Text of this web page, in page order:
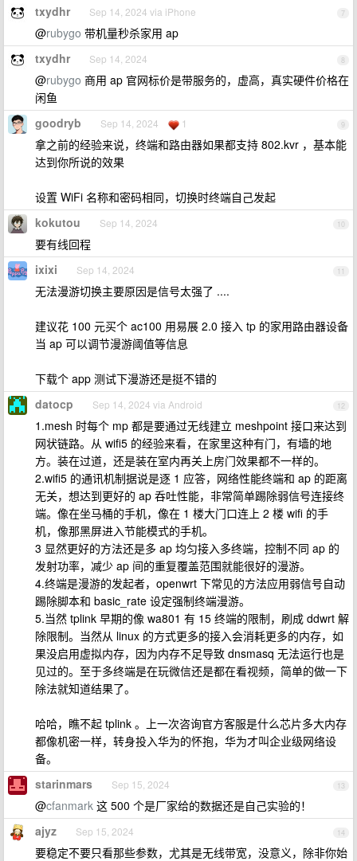
7
txydhr Sep 14, 2024 via iPhone
@rubygo 带机量秒杀家用 ap
8
txydhr Sep 14, 2024
@rubygo 商用 ap 官网标价是带服务的，虚高，真实硬件价格在
闲鱼
9
goodryb Sep 14, 2024 1
拿之前的经验来说，终端和路由器如果都支持 802.kvr ，基本能
达到你所说的效果
设置 WiFi 名称和密码相同，切换时终端自己发起
10
kokutou Sep 14, 2024
要有线回程
11
ixixi Sep 14, 2024
无法漫游切换主要原因是信号太强了 ....
建议花 100 元买个 ac100 用易展 2.0 接入 tp 的家用路由器设备
当 ap 可以调节漫游阈值等信息
下载个 app 测试下漫游还是挺不错的
12
datocp Sep 14, 2024 via Android
1.mesh 时每个 mp 都是要通过无线建立 meshpoint 接口来达到
网状链路。从 wifi5 的经验来看，在家里这种有门，有墙的地
方。装在过道，还是装在室内再关上房门效果都不一样的。
2.wifi5 的通讯机制据说是逐 1 应答，网络性能终端和 ap 的距离
无关，想达到更好的 ap 呑吐性能，非常简单踢除弱信号连接终
端。像在坐马桶的手机，像在 1 楼大门口连上 2 楼 wifi 的手
机，像那黑屏进入节能模式的手机。
3 显然更好的方法还是多 ap 均匀接入多终端，控制不同 ap 的
发射功率，减少 ap 间的重复覆盖范围就能很好的漫游。
4.终端是漫游的发起者，openwrt 下常见的方法应用弱信号自动
踢除脚本和 basic_rate 设定强制终端漫游。
5.当然 tplink 早期的像 wa801 有 15 终端的限制，刷成 ddwrt 解
除限制。当然从 linux 的方式更多的接入会消耗更多的内存，如
果没启用虚拟内存，因为内存不足导致 dnsmasq 无法运行也是
见过的。至于多终端是在玩微信还是都在看视频，简单的做一下
除法就知道结果了。
哈哈，瞧不起 tplink 。上一次咨询官方客服是什么芯片多大内存
都像机密一样，转身投入华为的怀抱，华为才叫企业级网络设
备。
13
starinmars Sep 15, 2024
@cfanmark 这 500 个是厂家给的数据还是自己实验的！
14
ajyz Sep 15, 2024
要稳定不要只看那些参数，尤其是无线带宽，没意义，除非你始